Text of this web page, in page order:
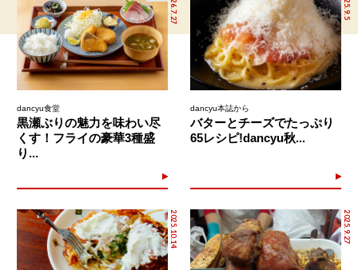
2026.7.27
dancyu食堂
黒瀬ぶりの魅力を味わい尽
くす！フライの豪華3種盛
り...
dancyu本誌から
バターとチーズでたっぷり
65レシピ!dancyu秋...
2025.10.14 2025.9.27